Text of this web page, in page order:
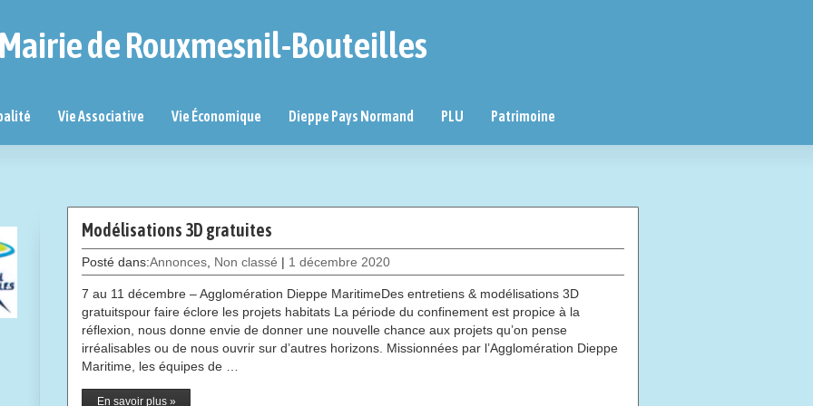
Mairie de Rouxmesnil-Bouteilles
Vie Associative Vie Économique Dieppe Pays Normand PLU Patrimoine
Modélisations 3D gratuites
Posté dans:Annonces Non classé | 1 décembre 2020
7 au 11 décembre – Agglomération Dieppe MaritimeDes entretiens & modélisations 3D
gratuitspour faire éclore les projets habitats La période du confinement est propice à la
réflexion, nous donne envie de donner une nouvelle chance aux projets qu’on pense
irréalisables ou de nous ouvrir sur d’autres horizons. Missionnées par l’Agglomération Dieppe
Maritime, les équipes de …
En savoir plus »